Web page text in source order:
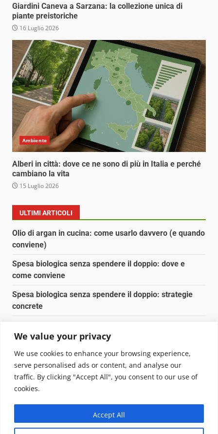
We value your privacy
We use cookies to enhance your browsing experience,
serve personalised ads or content, and analyse our
traffic. By clicking "Accept All", you consent to our use of
cookies.
Accept All
Giardini Caneva a Sarzana: la collezione unica di
piante preistoriche
16 Luglio 2026
Ambiente
Alberi in città: dove ce ne sono di più in Italia e perché
cambiano la vita
15 Luglio 2026
ULTIMI ARTICOLI
Olio di argan in cucina: come usarlo davvero (e quando
conviene)
Spesa biologica senza spendere il doppio: dove e
come conviene
Spesa biologica senza spendere il doppio: strategie
concrete
Pulizia naturale della casa: 3 ingredienti che
sostituiscono 10 prodotti chimici
Copyright © 2025 Biopianeta.it proprietà di Jws Media
Questo blog non è una testata giornalistica, in quanto
viene aggiornato senza alcuna periodicità. Non può
pertanto considerarsi un prodotto editoriale ai sensi